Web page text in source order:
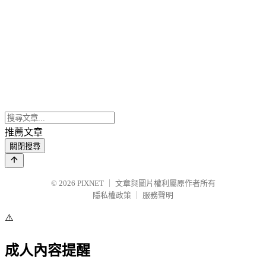
推薦文章
關閉搜尋
© 2026 PIXNET
文章與圖片權利屬原作者所有
隱私權政策
服務聲明
⚠️
成人內容提醒